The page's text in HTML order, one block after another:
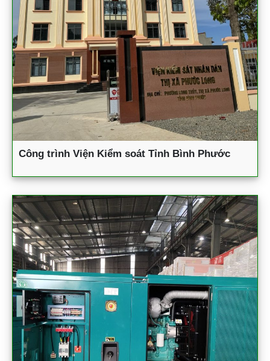
Công trình Viện Kiểm soát Tỉnh Bình Phước